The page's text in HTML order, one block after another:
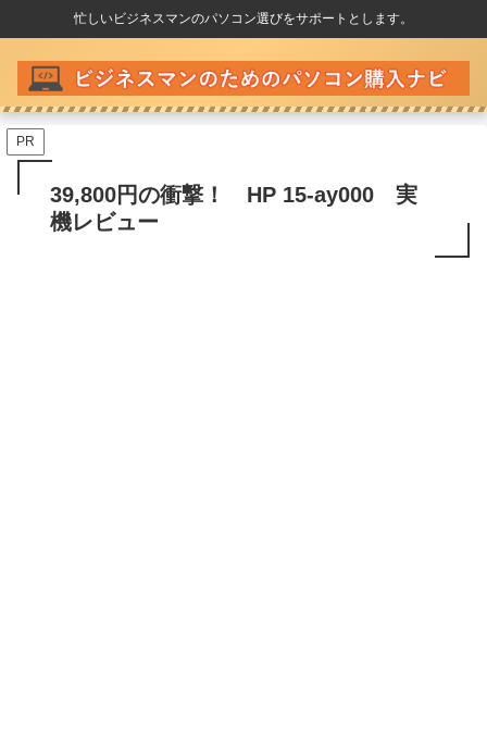
忙しいビジネスマンのパソコン選びをサポートとします。
PR
39,800円の衝撃！ HP 15-ay000 実
機レビュー